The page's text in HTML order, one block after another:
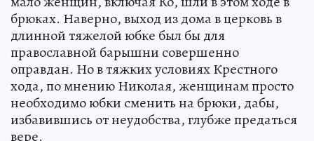
брюках. Наверно, выход из дома в церковь в
длинной тяжелой юбке был бы для
православной барышни совершенно
оправдан. Но в тяжких условиях Крестного
хода, по мнению Николая, женщинам просто
необходимо юбки сменить на брюки, дабы,
избавившись от неудобства, глубже предаться
вере.